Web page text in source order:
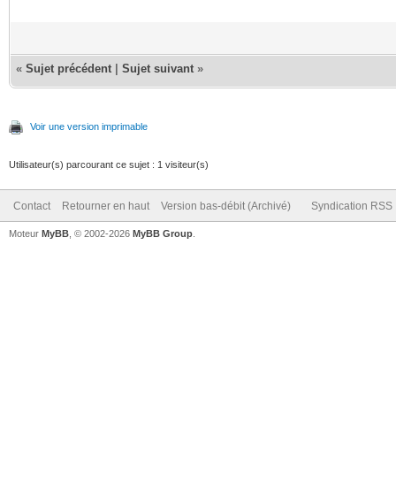
« Sujet précédent Sujet suivant »
Voir une version imprimable
Utilisateur(s) parcourant ce sujet : 1 visiteur(s)
Contact Retourner en haut Version bas-débit (Archivé) Syndication RSS
Moteur MyBB , © 2002-2026 MyBB Group